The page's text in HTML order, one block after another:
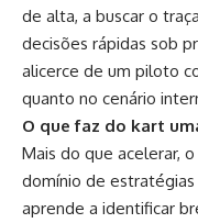
de alta, a buscar o
decisões rápidas sob
alicerce de um piloto
quanto no cenário
O que faz do kart
Mais do que acelerar,
domínio de
aprende a identificar